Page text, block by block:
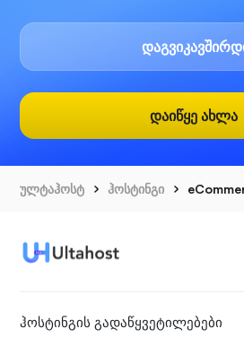
დაიწყე ახლა
ულტაჰოსტ ჰოსტინგი
ჰოსტინგის გადაწყვეტილებები